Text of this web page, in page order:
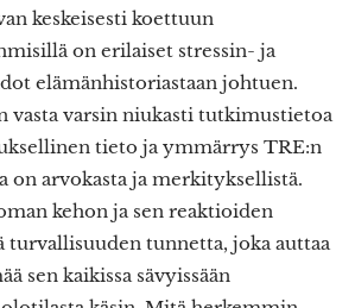
keskeisesti koettuun
on erilaiset stressin- ja
elämänhistoriastaan johtuen.
vasta varsin niukasti tutkimustietoa
tieto ja ymmärrys TRE:n
on arvokasta ja merkityksellistä.
kehon ja sen reaktioiden
turvallisuuden tunnetta, joka auttaa
sen kaikissa sävyissään